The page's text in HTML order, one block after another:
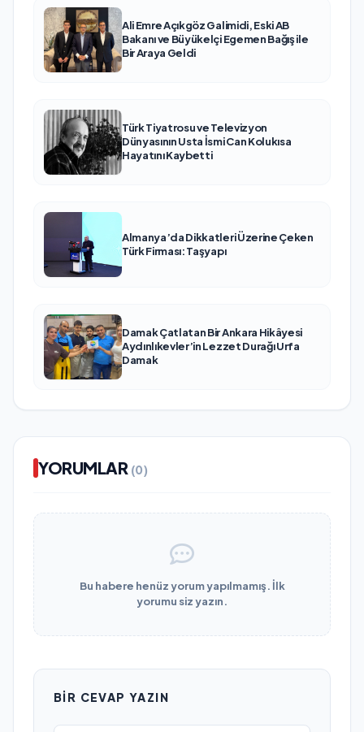
Ali Emre Açıkgöz Galimidi, Eski AB
Bakanı ve Büyükelçi Egemen Bağış ile
Bir Araya Geldi
Türk Tiyatrosu ve Televizyon
Dünyasının Usta İsmi Can Kolukısa
Hayatını Kaybetti
Almanya’da Dikkatleri Üzerine Çeken
Türk Firması: Taşyapı
Damak Çatlatan Bir Ankara Hikâyesi
Aydınlıkevler’in Lezzet Durağı Urfa
Damak
YORUMLAR (0)
Bu habere henüz yorum yapılmamış. İlk
yorumu siz yazın.
BIR CEVAP YAZIN